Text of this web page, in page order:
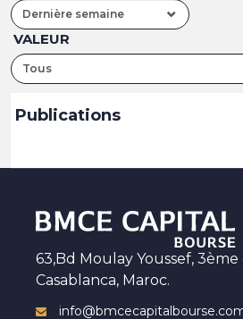
Dernière semaine
VALEUR
Tous
Publications
63,Bd Moulay Youssef,
Casablanca, Maroc.